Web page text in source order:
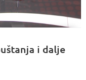
i dalje